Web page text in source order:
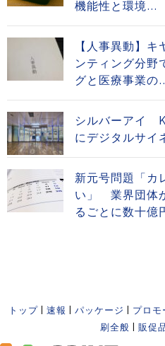
機能性と環境...
【人事異動】
ンティング分
グと医療事業の
シルバーアイ
にデジタルサイ
新元号問題「カ
い」 業界団体
るごとに数十億
トップ 速報 パッケージ プロモ
刷全般
販促